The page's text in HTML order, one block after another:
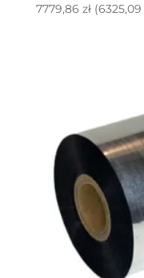
7779,86 zł (6325,09